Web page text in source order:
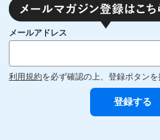
メールアドレス
利用規約を必ず確認の上、登録ボタンを